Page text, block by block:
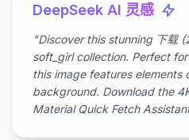
DeepSeek AI 灵感
"Discover this stunning 下载
soft_girl collection. Perfect
this image features elements
background. Download the
Material Quick Fetch